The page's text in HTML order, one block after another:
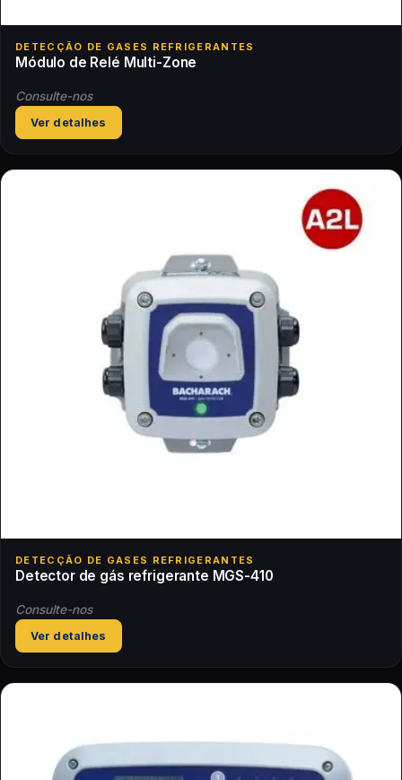
DETECÇÃO DE GASES REFRIGERANTES
Módulo de Relé Multi-Zone
Consulte-nos
Ver detalhes
DETECÇÃO DE GASES REFRIGERANTES
Detector de gás refrigerante MGS-410
Consulte-nos
Ver detalhes